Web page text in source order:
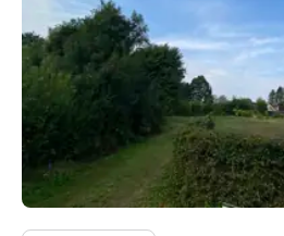
Allesø,
5270
Odense
N